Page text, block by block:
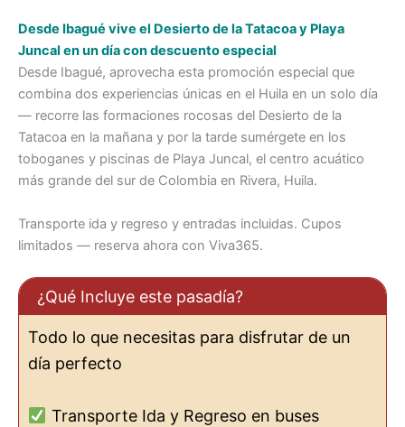
Desde Ibagué vive el Desierto de la Tatacoa y Playa
Juncal en un día con descuento especial
Desde Ibagué, aprovecha esta promoción especial que
combina dos experiencias únicas en el Huila en un solo día
— recorre las formaciones rocosas del Desierto de la
Tatacoa en la mañana y por la tarde sumérgete en los
toboganes y piscinas de Playa Juncal, el centro acuático
más grande del sur de Colombia en Rivera, Huila.
Transporte ida y regreso y entradas incluidas. Cupos
limitados — reserva ahora con Viva365.
¿Qué Incluye este pasadía?
Todo lo que necesitas para disfrutar de un
día perfecto
Transporte Ida y Regreso en buses